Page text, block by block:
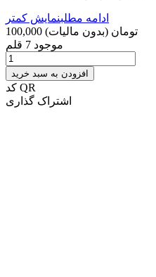
ادامه مطلبنمایش کمتر
100,000 تومان (بدون مالیات)
موجود 7 قلم
افزودن به سبد خرید
کد QR
اشتراک گذاری